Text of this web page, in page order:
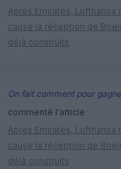
Après Emirates, Lufthansa
cause la réception de
déjà construits
On fait comment pour
commenté l'article :
Après Emirates, Lufthansa
cause la réception de
déjà construits